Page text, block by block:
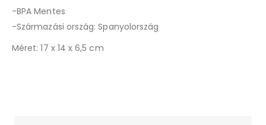
-BPA Mentes
-Származási ország: Spanyolország
Méret: 17 x 14 x 6,5 cm